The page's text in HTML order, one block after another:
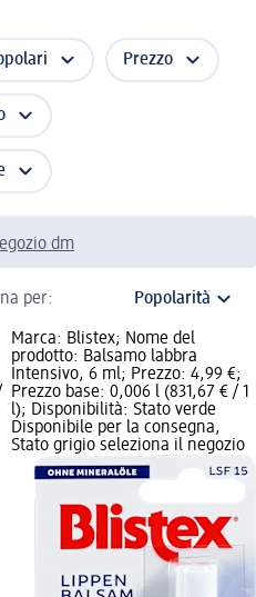
Prezzo
dm
per:
Marca: Blistex; Nome del
prodotto: Balsamo labbra
Intensivo, 6 ml; Prezzo: 4,99 €;
Prezzo base: 0,006 l (831,67 € / 1
l); Disponibilità: Stato verde
Disponibile per la consegna,
Stato grigio seleziona il negozio